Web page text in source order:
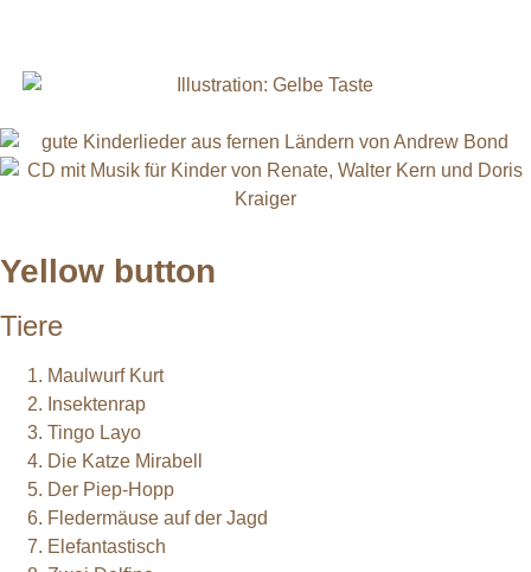
Yellow button
Tiere
Maulwurf Kurt
Insektenrap
Tingo Layo
Die Katze Mirabell
Der Piep-Hopp
Fledermäuse auf der Jagd
Elefantastisch